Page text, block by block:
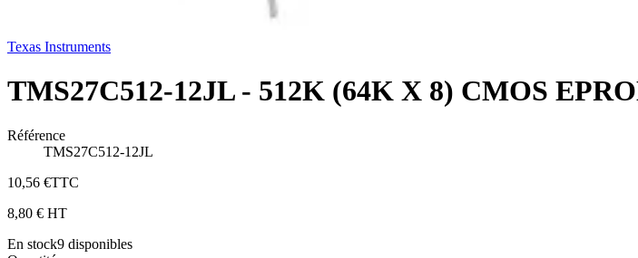
Texas Instruments
TMS27C512-12JL - 512K (64K X 8) CMOS
Référence
TMS27C512-12JL
10,56 €TTC
8,80 € HT
En stock9 disponibles